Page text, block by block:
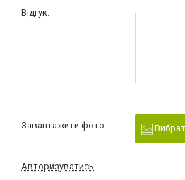
Відгук:
Завантажити фото:
Авторизуватись